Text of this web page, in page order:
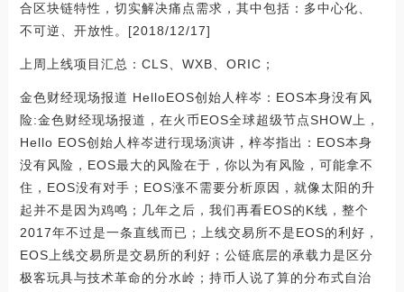
合区块链特性，切实解决痛点需求，其中包括：多中心化、
不可逆、开放性。[2018/12/17]
上周上线项目汇总：CLS、WXB、ORIC；
金色财经现场报道 HelloEOS创始人梓岑：EOS本身没有风
险:金色财经现场报道，在火币EOS全球超级节点SHOW上，
Hello EOS创始人梓岑进行现场演讲，梓岑指出：EOS本身
没有风险，EOS最大的风险在于，你以为有风险，可能拿不
住，EOS没有对手；EOS涨不需要分析原因，就像太阳的升
起并不是因为鸡鸣；几年之后，我们再看EOS的K线，整个
2017年不过是一条直线而已；上线交易所不是EOS的利好，
EOS上线交易所是交易所的利好；公链底层的承载力是区分
极客玩具与技术革命的分水岭；持币人说了算的分布式自治